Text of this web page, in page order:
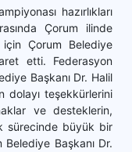
hazırlıkları
Çorum ilinde
Çorum Belediye
etti. Federasyon
Başkanı Dr. Halil
dolayı teşekkürlerini
ve desteklerin,
sürecinde büyük bir
Belediye Başkanı Dr.